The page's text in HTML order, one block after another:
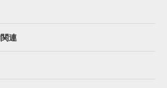
連